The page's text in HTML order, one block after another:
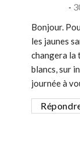
Bonjour.
les jaunes
changera la
blancs, sur
journée à